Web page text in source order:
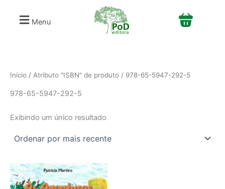
Menu
n
u
a
g
o
r
Início / Atributo "ISBN" de produto / 978-65-5947-292-5
978-65-5947-292-5
Exibindo um único resultado